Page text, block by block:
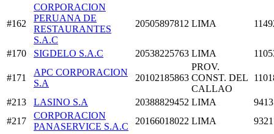
#162
CORPORACION
PERUANA DE
RESTAURANTES
S.A.C
20505897812 LIMA
#170 SIGDELO S.A.C 20538225763 LIMA
#171
APC CORPORACION
S.A
20102185863
PROV.
CONST. DEL
CALLAO
#213 LASINO S.A 20388829452 LIMA
#217
CORPORACION
PANASERVICE S.A.C
20166018022 LIMA